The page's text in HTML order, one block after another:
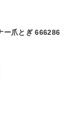
ー爪とぎ 666286